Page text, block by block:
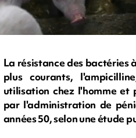
La résistance des bactéries
plus courants,
utilisation chez l'homme et
par l'administration de
années 50, selon une étude